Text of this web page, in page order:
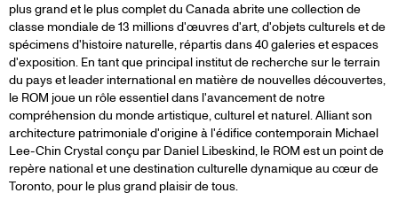
plus grand et le plus complet du Canada abrite une collection de
classe mondiale de 13 millions d'œuvres d'art, d'objets culturels et de
spécimens d'histoire naturelle, répartis dans 40 galeries et espaces
d'exposition. En tant que principal institut de recherche sur le terrain
du pays et leader international en matière de nouvelles découvertes,
le ROM joue un rôle essentiel dans l'avancement de notre
compréhension du monde artistique, culturel et naturel. Alliant son
architecture patrimoniale d'origine à l'édifice contemporain Michael
Lee-Chin Crystal conçu par Daniel Libeskind, le ROM est un point de
repère national et une destination culturelle dynamique au cœur de
Toronto, pour le plus grand plaisir de tous.